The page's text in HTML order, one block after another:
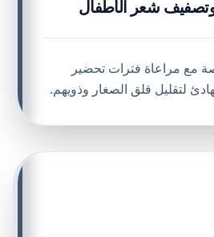
وتصفيف شعر الأطفال
مع مراعاة فترات تحضير
لتقليل قلق الصغار وذويهم.